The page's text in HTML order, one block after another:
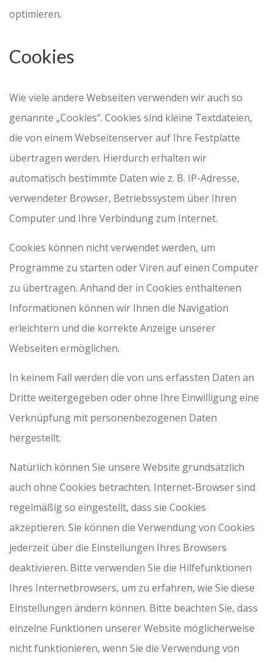
optimieren.
Cookies
Wie viele andere Webseiten verwenden wir auch so
genannte „Cookies“. Cookies sind kleine Textdateien,
die von einem Webseitenserver auf Ihre Festplatte
übertragen werden. Hierdurch erhalten wir
automatisch bestimmte Daten wie z. B. IP-Adresse,
verwendeter Browser, Betriebssystem über Ihren
Computer und Ihre Verbindung zum Internet.
Cookies können nicht verwendet werden, um
Programme zu starten oder Viren auf einen Computer
zu übertragen. Anhand der in Cookies enthaltenen
Informationen können wir Ihnen die Navigation
erleichtern und die korrekte Anzeige unserer
Webseiten ermöglichen.
In keinem Fall werden die von uns erfassten Daten an
Dritte weitergegeben oder ohne Ihre Einwilligung eine
Verknüpfung mit personenbezogenen Daten
hergestellt.
Natürlich können Sie unsere Website grundsätzlich
auch ohne Cookies betrachten. Internet-Browser sind
regelmäßig so eingestellt, dass sie Cookies
akzeptieren. Sie können die Verwendung von Cookies
jederzeit über die Einstellungen Ihres Browsers
deaktivieren. Bitte verwenden Sie die Hilfefunktionen
Ihres Internetbrowsers, um zu erfahren, wie Sie diese
Einstellungen ändern können. Bitte beachten Sie, dass
einzelne Funktionen unserer Website möglicherweise
nicht funktionieren, wenn Sie die Verwendung von